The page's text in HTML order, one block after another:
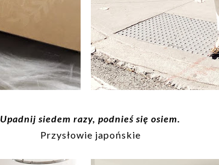
Upadnij siedem razy, podnieś się osiem.
Przysłowie japońskie